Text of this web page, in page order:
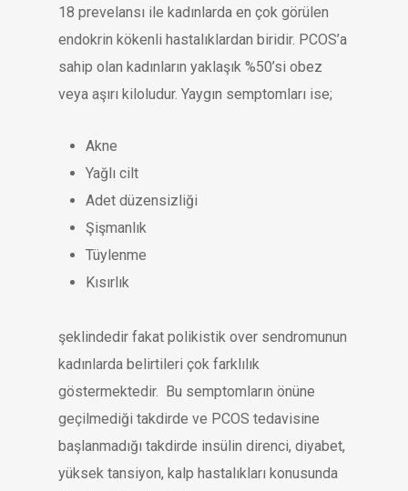
18 prevelansı ile kadınlarda en çok görülen
endokrin kökenli hastalıklardan biridir. PCOS’a
sahip olan kadınların yaklaşık %50’si obez
veya aşırı kiloludur. Yaygın semptomları ise;
Akne
Yağlı cilt
Adet düzensizliği
Şişmanlık
Tüylenme
Kısırlık
şeklindedir fakat polikistik over sendromunun
kadınlarda belirtileri çok farklılık
göstermektedir. Bu semptomların önüne
geçilmediği takdirde ve PCOS tedavisine
başlanmadığı takdirde insülin direnci, diyabet,
yüksek tansiyon, kalp hastalıkları konusunda